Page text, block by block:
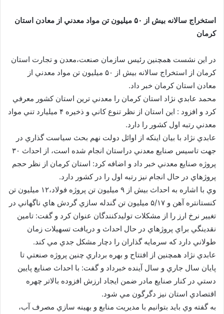
استخراج سالانه بيش از ۵۰ ميليون تن مواد معدني از معادن استان
كرمان
در اين نشست همچنين رئيس سازمان صنعت،معدن و تجارت استان
كرمان از استخراج سالانه بيش از ۵۰ ميليون تن مواد معدني از
معادن استان كرمان خبر داد.
محمد عابدي نژاد استان كرمان را معدني ترين استان كشور معرفي
كرد و افزود : اين استان از نظر تنوع كاني و ذخيره ۴ ميليارد تني مواد
معدني رتبه اول كشور را دارد.
عابدي نژاد با بيان اينكه از اوائل دولت نهم بحث سياست گذاري در
جهت تاسيس صنايع معدني دراستان انجام شده است، از احداث ۳۰
پروژه صنايع معدني خبر داد و اضافه كرد: استان كرمان از نظر حجم
پروژهاي در حال انجام نيز رتبه اول را در كشور دارد.
وي با اشاره به احداث بيش از ۹ ميليون تن پروژه فولاد،۱۲ ميليون تن
كنستانتره آهن و ۵/۱۷ ميليون تن گندله سازي گردش هاي ناگهاني در
تغيير نرخ ارز را از مشكلات توليدكنندگان عنوان كرد و گفت: تامين
نقدينگي براي پروژهاي در حال احداث و دريافت تسهيلات زمان
طولاني دارد كه سرمايه گذاران را دچار مشكل جدي مي كند.
عابدي نژاد همچنين از افتتاح و بهره برداري چنين پروژه صنعتي تا
پايان سال جاري و سال آينده خبرداد و گفت: با احداث صنايع پايين
دستي در كنار صنايع مادر ضمن ايجاد ارزش افزوده بالاتر چهره
اقتصادي استان نيز دگرگون مي شود.
به گفته وي بايد بتوانيم با مديريت منابع و بهينه سازي مصرف آب،